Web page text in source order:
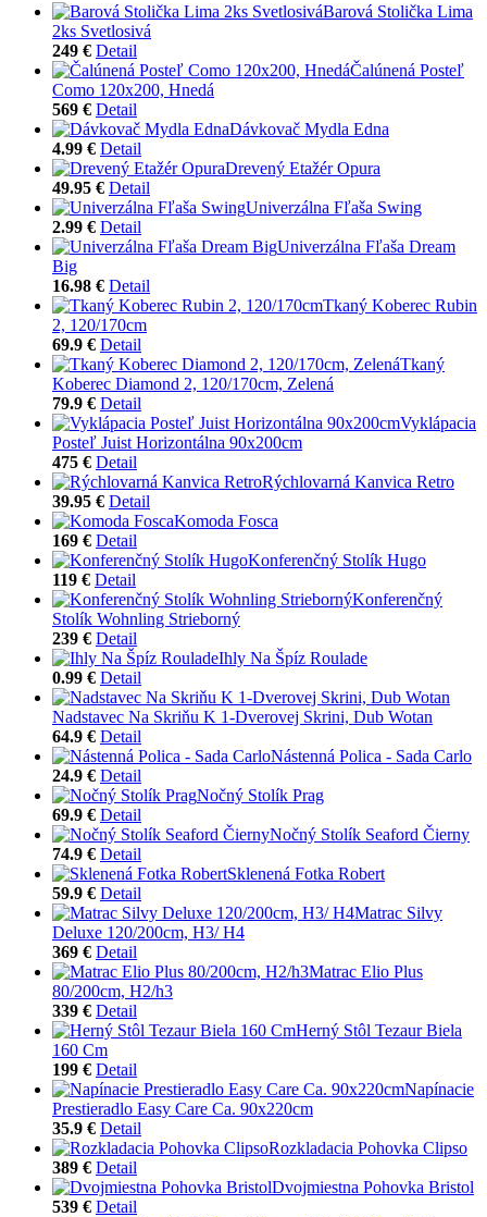
Barová Stolička Lima
2ks Svetlosivá
249 € Detail
Čalúnená Posteľ
Como 120x200, Hnedá
569 € Detail
Dávkovač Mydla Edna
4.99 € Detail
Drevený Etažér Opura
49.95 € Detail
Univerzálna Fľaša Swing
2.99 € Detail
Univerzálna Fľaša Dream
Big
16.98 € Detail
Tkaný Koberec Rubin
2, 120/170cm
69.9 € Detail
Tkaný
Koberec Diamond 2, 120/170cm, Zelená
79.9 € Detail
Vyklápacia
Posteľ Juist Horizontálna 90x200cm
475 € Detail
Rýchlovarná Kanvica Retro
39.95 € Detail
Komoda Fosca
169 € Detail
Konferenčný Stolík Hugo
119 € Detail
Konferenčný
Stolík Wohnling Strieborný
239 € Detail
Ihly Na Špíz Roulade
0.99 € Detail
Nadstavec Na Skriňu K 1-Dverovej Skrini, Dub Wotan
64.9 € Detail
Nástenná Polica - Sada Carlo
24.9 € Detail
Nočný Stolík Prag
69.9 € Detail
Nočný Stolík Seaford Čierny
74.9 € Detail
Sklenená Fotka Robert
59.9 € Detail
Matrac Silvy
Deluxe 120/200cm, H3/ H4
369 € Detail
Matrac Elio Plus
80/200cm, H2/h3
339 € Detail
Herný Stôl Tezaur Biela
160 Cm
199 € Detail
Napínacie
Prestieradlo Easy Care Ca. 90x220cm
35.9 € Detail
Rozkladacia Pohovka Clipso
389 € Detail
Dvojmiestna Pohovka Bristol
539 € Detail